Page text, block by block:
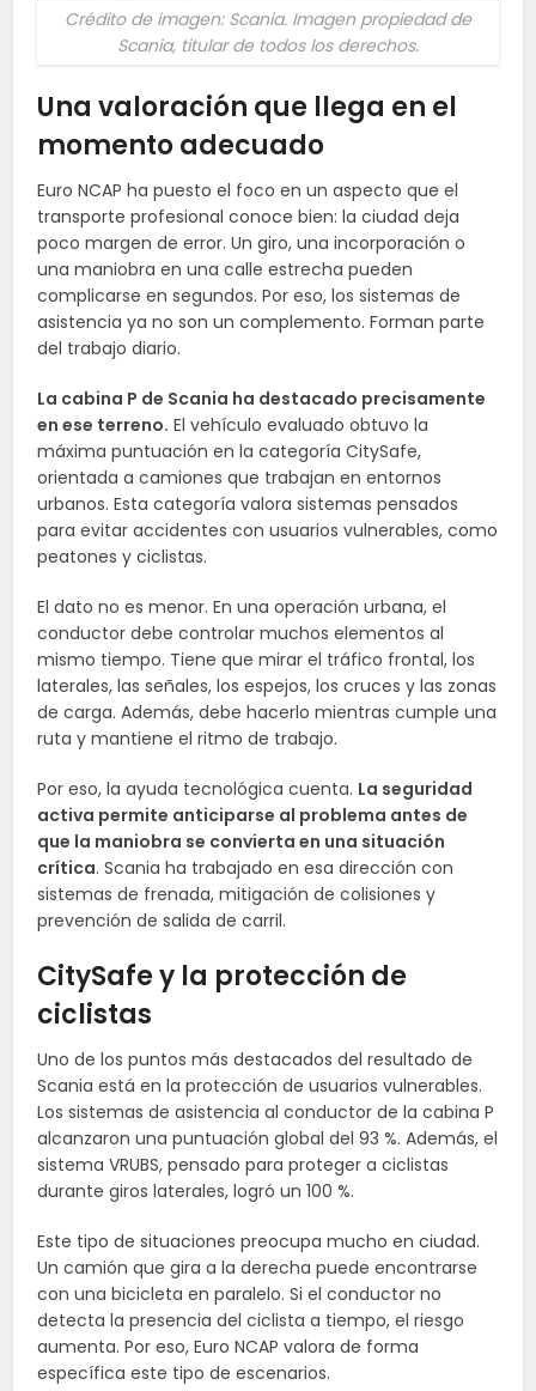
Crédito de imagen: Scania. Imagen propiedad de
Scania, titular de todos los derechos.
Una valoración que llega en el
momento adecuado
Euro NCAP ha puesto el foco en un aspecto que el
transporte profesional conoce bien: la ciudad deja
poco margen de error. Un giro, una incorporación o
una maniobra en una calle estrecha pueden
complicarse en segundos. Por eso, los sistemas de
asistencia ya no son un complemento. Forman parte
del trabajo diario.
La cabina P de Scania ha destacado precisamente
en ese terreno. El vehículo evaluado obtuvo la
máxima puntuación en la categoría CitySafe,
orientada a camiones que trabajan en entornos
urbanos. Esta categoría valora sistemas pensados
para evitar accidentes con usuarios vulnerables, como
peatones y ciclistas.
El dato no es menor. En una operación urbana, el
conductor debe controlar muchos elementos al
mismo tiempo. Tiene que mirar el tráfico frontal, los
laterales, las señales, los espejos, los cruces y las zonas
de carga. Además, debe hacerlo mientras cumple una
ruta y mantiene el ritmo de trabajo.
Por eso, la ayuda tecnológica cuenta. La seguridad
activa permite anticiparse al problema antes de
que la maniobra se convierta en una situación
crítica. Scania ha trabajado en esa dirección con
sistemas de frenada, mitigación de colisiones y
prevención de salida de carril.
CitySafe y la protección de
ciclistas
Uno de los puntos más destacados del resultado de
Scania está en la protección de usuarios vulnerables.
Los sistemas de asistencia al conductor de la cabina P
alcanzaron una puntuación global del 93 %. Además, el
sistema VRUBS, pensado para proteger a ciclistas
durante giros laterales, logró un 100 %.
Este tipo de situaciones preocupa mucho en ciudad.
Un camión que gira a la derecha puede encontrarse
con una bicicleta en paralelo. Si el conductor no
detecta la presencia del ciclista a tiempo, el riesgo
aumenta. Por eso, Euro NCAP valora de forma
específica este tipo de escenarios.